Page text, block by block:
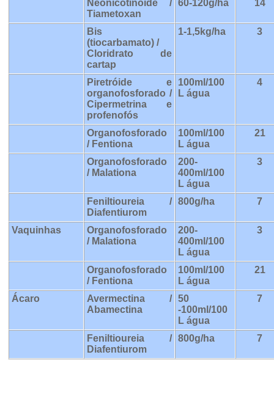
Neonicotinoide /
Tiametoxan
60-120g/ha 14
Bis
(tiocarbamato) /
Cloridrato de
cartap
1-1,5kg/ha 3
Piretróide e
organofosforado /
Cipermetrina e
profenofós
100ml/100
L água
4
Organofosforado
/ Fentiona
100ml/100
L água
21
Organofosforado
/ Malationa
200-
400ml/100
L água
3
Feniltioureia /
Diafentiurom
800g/ha 7
Vaquinhas
Organofosforado
/ Malationa
200-
400ml/100
L água
3
Organofosforado
/ Fentiona
100ml/100
L água
21
Ácaro
Avermectina /
Abamectina
50
-100ml/100
L água
7
Feniltioureia /
Diafentiurom
800g/ha 7